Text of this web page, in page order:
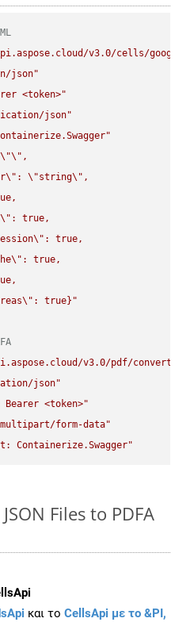
v3.0/cells/
json"
<token>"
json"
\"\" ,
\" : \"string\" ,
\" : true,
\" : true,
\" : true,
\" : true}"
v3.0/pdf/convert/
json"
<token>"
form-data"
Containerize.Swagger"
Files to PDFA
και το CellsApi με το &PI,